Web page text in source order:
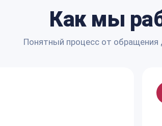
Как мы
Понятный процесс от обращения